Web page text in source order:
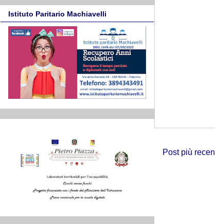
Post più
Istituto Paritario Machiavelli